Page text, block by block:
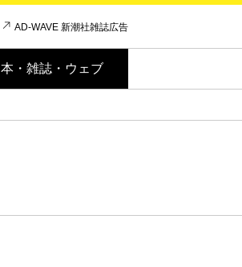
AD-WAVE 新潮社雑誌広告
本・雑誌・ウェブ